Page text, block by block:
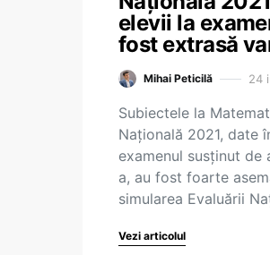
elevii la
fost extrasă
Mihai Peticilă 24
Subiectele la
Națională 2021, date
examenul susținut de
a, au fost foarte
simularea Evaluării
Vezi articolul